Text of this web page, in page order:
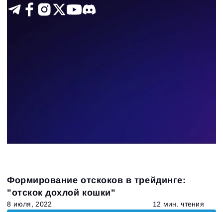
Формирование отскоков в трейдинге:
"отскок дохлой кошки"
8 июля, 2022 12 мин. чтения